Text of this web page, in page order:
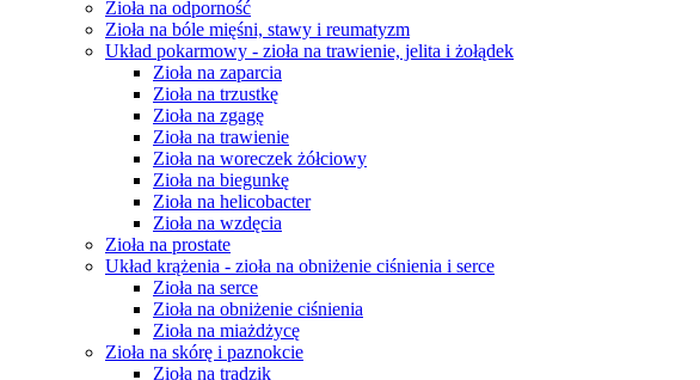
Zioła na odporność
Zioła na bóle mięśni, stawy i reumatyzm
Układ pokarmowy - zioła na trawienie, jelita i żołądek
Zioła na zaparcia
Zioła na trzustkę
Zioła na zgagę
Zioła na trawienie
Zioła na woreczek żółciowy
Zioła na biegunkę
Zioła na helicobacter
Zioła na wzdęcia
Zioła na prostate
Układ krążenia - zioła na obniżenie ciśnienia i serce
Zioła na serce
Zioła na obniżenie ciśnienia
Zioła na miażdżycę
Zioła na skórę i paznokcie
Zioła na trądzik